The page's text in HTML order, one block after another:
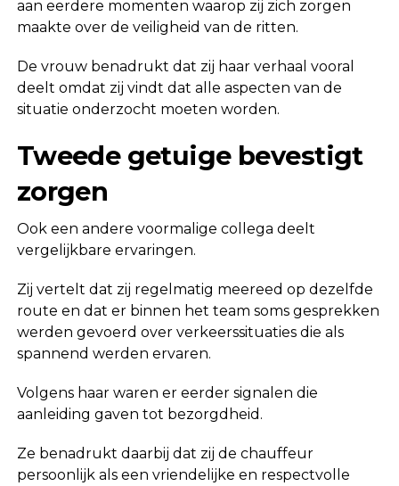
aan eerdere momenten waarop zij zich zorgen
maakte over de veiligheid van de ritten.
De vrouw benadrukt dat zij haar verhaal vooral
deelt omdat zij vindt dat alle aspecten van de
situatie onderzocht moeten worden.
Tweede getuige bevestigt
zorgen
Ook een andere voormalige collega deelt
vergelijkbare ervaringen.
Zij vertelt dat zij regelmatig meereed op dezelfde
route en dat er binnen het team soms gesprekken
werden gevoerd over verkeerssituaties die als
spannend werden ervaren.
Volgens haar waren er eerder signalen die
aanleiding gaven tot bezorgdheid.
Ze benadrukt daarbij dat zij de chauffeur
persoonlijk als een vriendelijke en respectvolle